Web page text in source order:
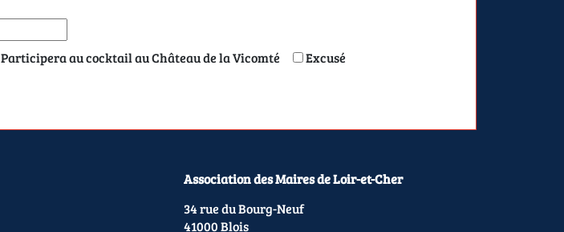
Participera au cocktail au Château de la Vicomté Excusé
Association des Maires de Loir-et-Cher
34 rue du Bourg-Neuf
41000 Blois